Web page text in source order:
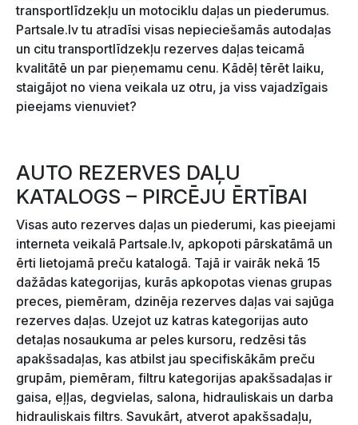
transportlīdzekļu un motociklu daļas un piederumus.
Partsale.lv tu atradīsi visas nepieciešamās autodaļas
un citu transportlīdzekļu rezerves daļas teicamā
kvalitātē un par pieņemamu cenu. Kādēļ tērēt laiku,
staigājot no viena veikala uz otru, ja viss vajadzīgais
pieejams vienuviet?
AUTO REZERVES DAĻU
KATALOGS – PIRCĒJU ĒRTĪBAI
Visas auto rezerves daļas un piederumi, kas pieejami
interneta veikalā Partsale.lv, apkopoti pārskatāmā un
ērti lietojamā preču katalogā. Tajā ir vairāk nekā 15
dažādas kategorijas, kurās apkopotas vienas grupas
preces, piemēram, dzinēja rezerves daļas vai sajūga
rezerves daļas. Uzejot uz katras kategorijas auto
detaļas nosaukuma ar peles kursoru, redzēsi tās
apakšsadaļas, kas atbilst jau specifiskākām preču
grupām, piemēram, filtru kategorijas apakšsadaļas ir
gaisa, eļļas, degvielas, salona, hidrauliskais un darba
hidrauliskais filtrs. Savukārt, atverot apakšsadaļu,